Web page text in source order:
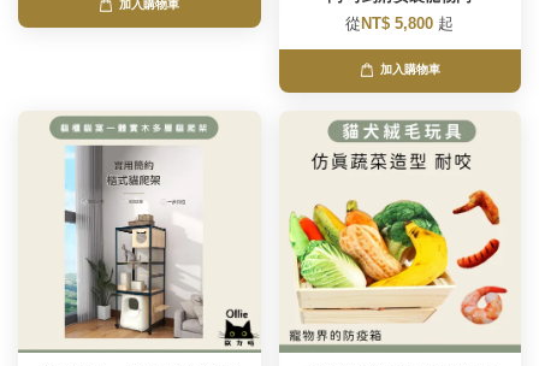
加入購物車
從 NT$ 5,800 起
加入購物車